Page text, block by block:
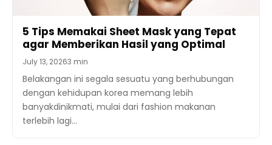
5 Tips Memakai Sheet Mask yang Tepat
agar Memberikan Hasil yang Optimal
July 13, 20263 min
Belakangan ini segala sesuatu yang berhubungan
dengan kehidupan korea memang lebih
banyakdinikmati, mulai dari fashion makanan
terlebih lagi…